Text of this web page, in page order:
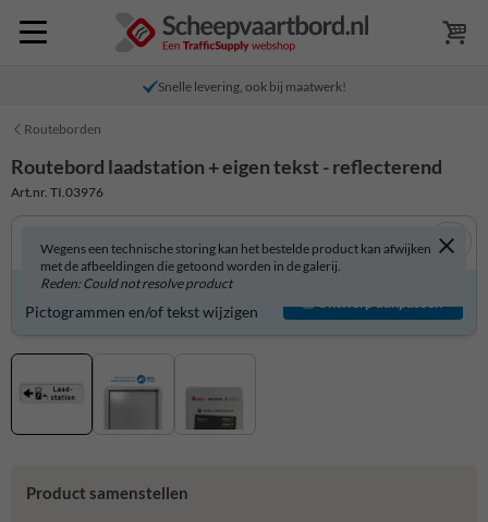
Snelle levering, ook bij maatwerk!
Routeborden
Routebord laadstation + eigen tekst - reflecterend
Art.nr. TI.03976
Wegens een technische storing kan het bestelde product kan afwijken
met de afbeeldingen die getoond worden in de galerij.
Reden: Could not resolve product
Routebord zelf aanpassen?
Pictogrammen en/of tekst wijzigen
Ontwerp aanpassen
Product samenstellen